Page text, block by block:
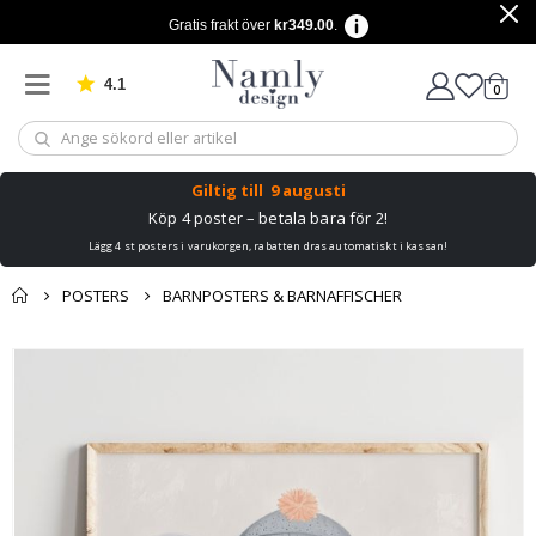
Gratis frakt över kr349.00.
4.1 Baserat på 1029 betyg 0
Giltig till 9 augusti
Köp 4 poster – betala bara för 2!
Lägg 4 st posters i varukorgen, rabatten dras automatiskt i kassan!
POSTERS BARNPOSTERS & BARNAFFISCHER
Du kanske också